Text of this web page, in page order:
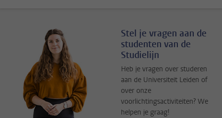
Stel je vragen aan de
studenten van de
Studielijn
Heb je vragen over studeren
aan de Universiteit Leiden of
over onze
voorlichtingsactiviteiten? We
helpen je graag!